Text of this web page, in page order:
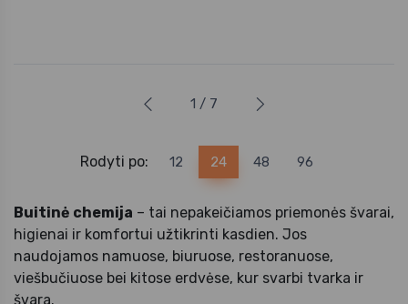
1 / 7
Rodyti po: 12 24 48 96
Buitinė chemija – tai nepakeičiamos priemonės švarai,
higienai ir komfortui užtikrinti kasdien. Jos
naudojamos namuose, biuruose, restoranuose,
viešbučiuose bei kitose erdvėse, kur svarbi tvarka ir
švara.